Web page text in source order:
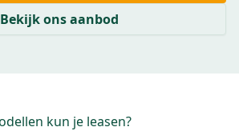
Bekijk ons aanbod